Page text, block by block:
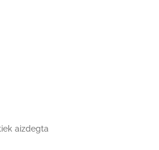
aizdegta